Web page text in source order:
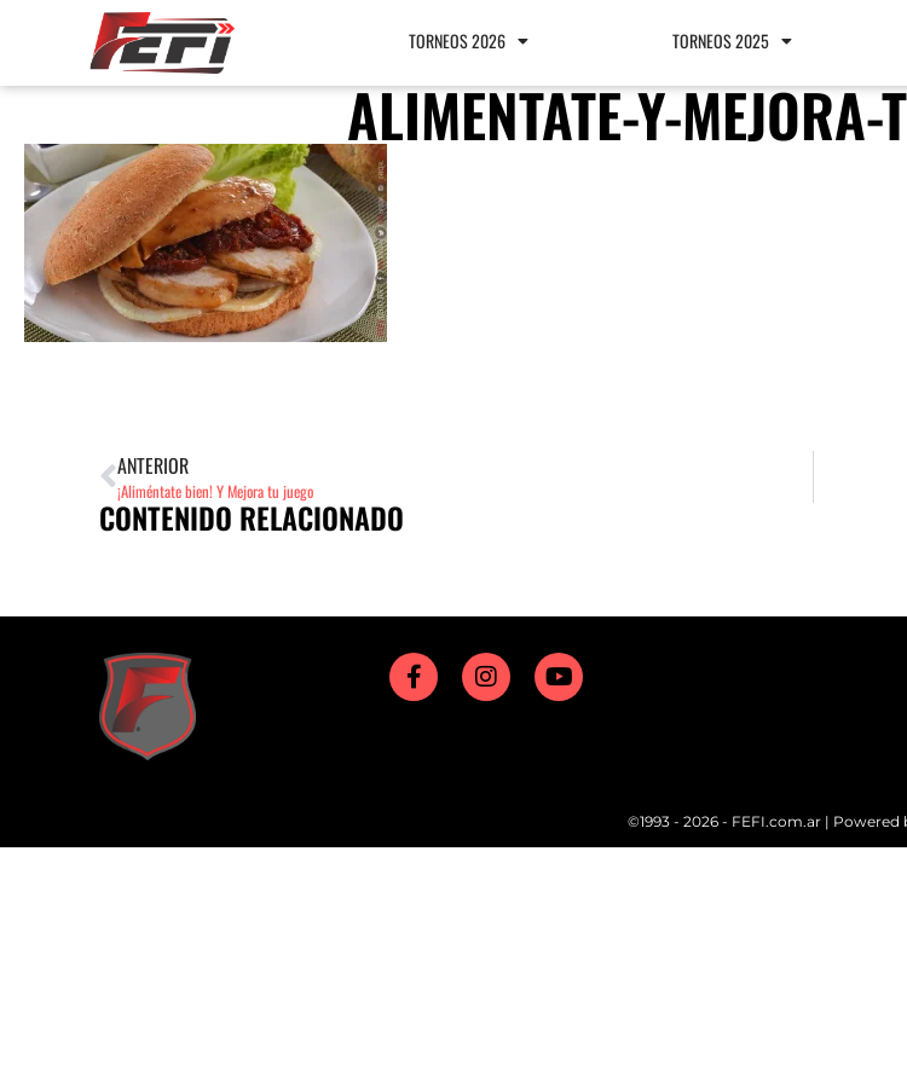
TORNEOS 2026 TORNEOS 2025
ALIMENTATE-Y-MEJORA-
ANTERIOR
¡Aliméntate bien! Y Mejora tu juego
CONTENIDO RELACIONADO
©1993 - 2026 - FEFI.com.ar | Powered